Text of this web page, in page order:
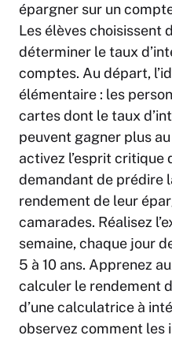
épargner sur un
Les élèves choisissent
déterminer le taux
comptes. Au départ,
élémentaire : les
cartes dont le taux
peuvent gagner plus
activez l’esprit critique
demandant de prédire
rendement de leur
camarades. Réalisez
semaine, chaque jour
5 à 10 ans. Apprenez
calculer le rendement
d’une calculatrice à
observez comment les